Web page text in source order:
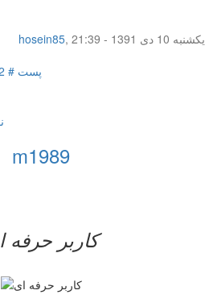
hosein85,
یکشنبه 10 دی 1391 - 21:39
پست # 2
m1989
کاربر حرفه